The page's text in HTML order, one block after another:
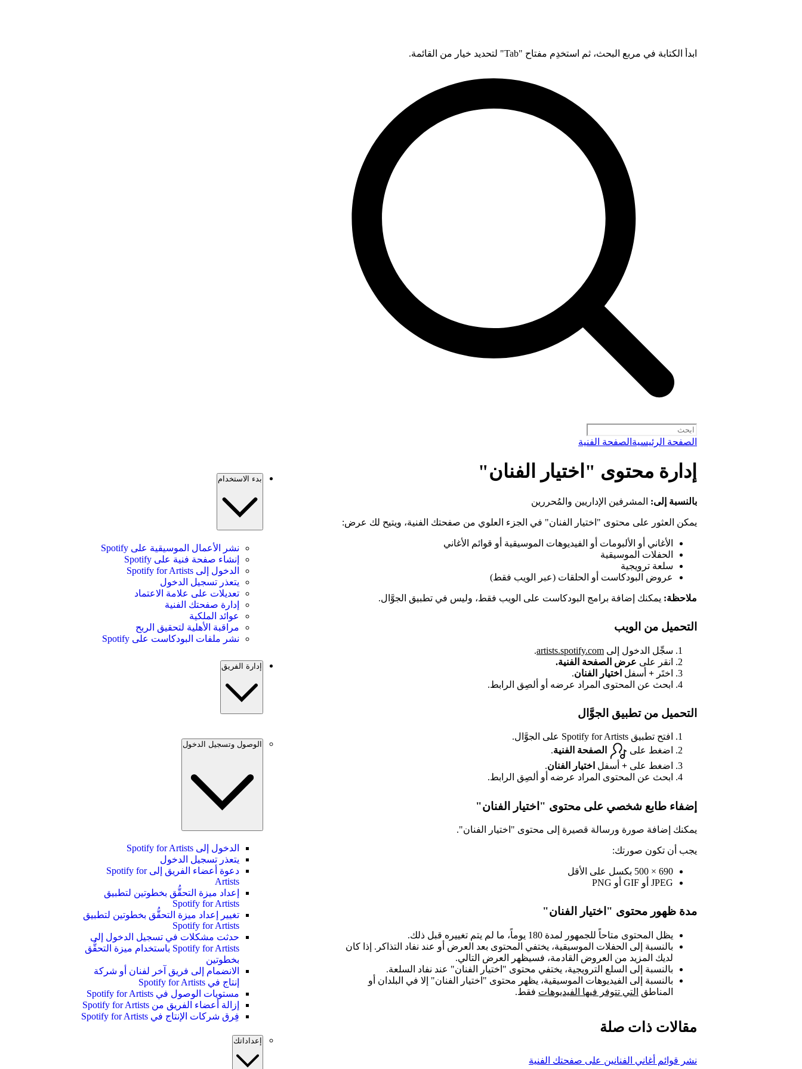
ابدأ الكتابة في مربع البحث، ثم استخدِم مفتاح "Tab" لتحديد خيار من القائمة.
الصفحة الرئيسية الصفحة الفنية
إدارة محتوى "اختيار الفنان"
بالنسبة إلى: المشرفين الإداريين والمُحررين
يمكن العثور على محتوى "اختيار الفنان" في الجزء العلوي من صفحتك الفنية، ويتيح لك عرض:
الأغاني أو الألبومات أو الفيديوهات الموسيقية أو قوائم الأغاني
الحفلات الموسيقية
سلعة ترويجية
عروض البودكاست أو الحلقات (عبر الويب فقط)
ملاحظة: يمكنك إضافة برامج البودكاست على الويب فقط، وليس في تطبيق الجوَّال.
التحميل من الويب
سجِّل الدخول إلى artists.spotify.com
.
انقر على عرض الصفحة الفنية.
اختَر + أسفل اختيار الفنان.
ابحث عن المحتوى المراد عرضه أو ألصِق الرابط.
التحميل من تطبيق الجوَّال
افتح تطبيق Spotify for Artists على الجوَّال.
اضغط على
الصفحة الفنية.
اضغط على + أسفل اختيار الفنان.
ابحث عن المحتوى المراد عرضه أو ألصِق الرابط.
إضفاء طابع شخصي على محتوى "اختيار الفنان"
يمكنك إضافة صورة ورسالة قصيرة إلى محتوى "اختيار الفنان".
يجب أن تكون صورتك:
690 × 500 بكسل على الأقل
JPEG أو GIF أو PNG
مدة ظهور محتوى "اختيار الفنان"
يظل المحتوى متاحاً للجمهور لمدة 180 يوماً، ما لم يتم تغييره قبل ذلك.
بالنسبة إلى الحفلات الموسيقية، يختفي المحتوى بعد العرض أو عند نفاد التذاكر. إذا كان
لديك المزيد من العروض القادمة، فسيظهر العرض التالي.
بالنسبة إلى السلع الترويجية، يختفي محتوى "اختيار الفنان" عند نفاد السلعة.
بالنسبة إلى الفيديوهات الموسيقية، يظهر محتوى "اختيار الفنان" إلا في البلدان أو
المناطق التي تتوفر فيها الفيديوهات فقط.
مقالات ذات صلة
نشر قوائم أغاني الفنانين على صفحتك الفنية
بدء الاستخدام
نشر الأعمال الموسيقية على Spotify
إنشاء صفحة فنية على Spotify
الدخول إلى Spotify for Artists
يتعذر تسجيل الدخول
تعديلات على علامة الاعتماد
إدارة صفحتك الفنية
عوائد الملكية
مراقبة الأهلية لتحقيق الربح
نشر ملفات البودكاست على Spotify
إدارة الفريق
الوصول وتسجيل الدخول
الدخول إلى Spotify for Artists
يتعذر تسجيل الدخول
دعوة أعضاء الفريق إلى Spotify for
Artists
إعداد ميزة التحقُّق بخطوتين لتطبيق
Spotify for Artists
تغيير إعداد ميزة التحقُّق بخطوتين لتطبيق
Spotify for Artists
حدثت مشكلات في تسجيل الدخول إلى
Spotify for Artists باستخدام ميزة التحقُّق
بخطوتين
الانضمام إلى فريق آخر لفنان أو شركة
إنتاج في Spotify for Artists
مستويات الوصول في Spotify for Artists
إزالة أعضاء الفريق من Spotify for Artists
فِرق شركات الإنتاج في Spotify for Artists
إعداداتك